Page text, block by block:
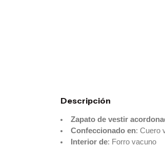
Descripción
Zapato de vestir
Confeccionado en: Cuero
Interior de: Forro vacuno